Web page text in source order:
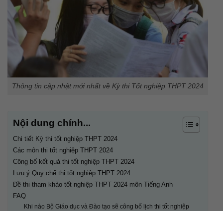
Thông tin cập nhật mới nhất về Kỳ thi Tốt nghiệp THPT 2024
Nội dung chính...
Chi tiết Kỳ thi tốt nghiệp THPT 2024
Các môn thi tốt nghiệp THPT 2024
Công bố kết quả thi tốt nghiệp THPT 2024
Lưu ý Quy chế thi tốt nghiệp THPT 2024
Đề thi tham khảo tốt nghiệp THPT 2024 môn Tiếng Anh
FAQ
Khi nào Bộ Giáo dục và Đào tạo sẽ công bố lịch thi tốt nghiệp